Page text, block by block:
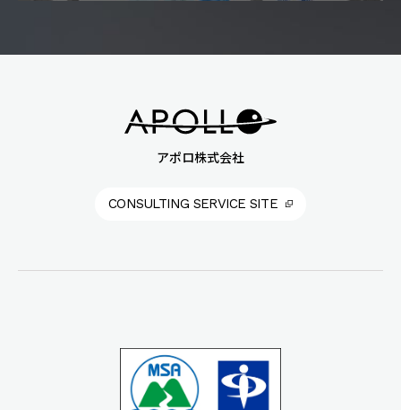
アポロ株式会社
CONSULTING SERVICE SITE